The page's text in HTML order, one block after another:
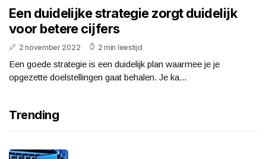
Een duidelijke strategie zorgt duidelijk
voor betere cijfers
2 november 2022 2 min leestijd
Een goede strategie is een duidelijk plan waarmee je je
opgezette doelstellingen gaat behalen. Je ka...
Trending